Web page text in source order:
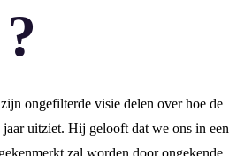
ongefilterde visie delen over hoe de
uitziet. Hij gelooft dat we ons in een
zal worden door ongekende